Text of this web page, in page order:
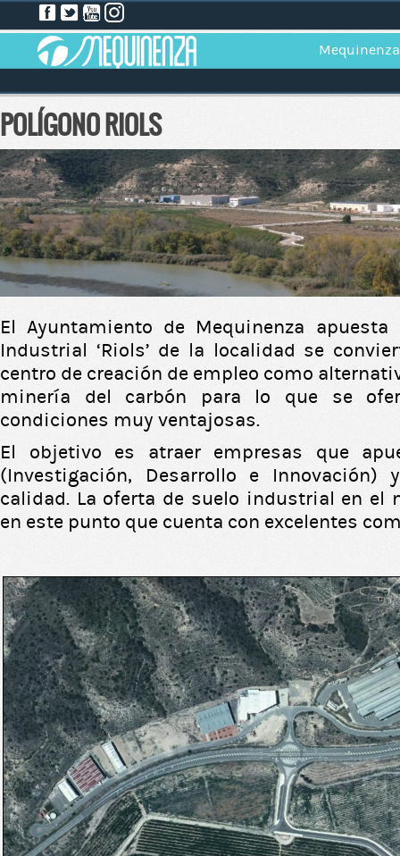
Mequinenza
POLÍGONO RIOLS
El Ayuntamiento de Mequinenza apuesta
Industrial ‘Riols’ de la localidad se
centro de creación de empleo como
minería del carbón para lo que se
condiciones muy ventajosas.
El objetivo es atraer empresas que
(Investigación, Desarrollo e Innovación)
calidad. La oferta de suelo industrial en el
en este punto que cuenta con excelentes